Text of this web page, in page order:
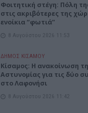
Φοιτητική στέγη: Πόλη
στις ακριβότερες της
ενοίκια “φωτιά”
8 Αυγούστου 2026 11:53
ΔΉΜΟΣ ΚΙΣΆΜΟΥ
Κίσαμος: Η ανακοίνωση
Αστυνομίας για τις δύο
στο Λαφονήσι
8 Αυγούστου 2026 11:42